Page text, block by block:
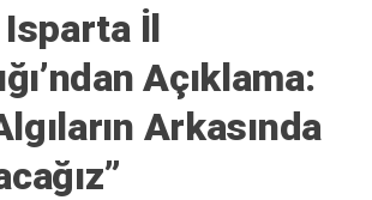
İl
Açıklama:
Arkasında